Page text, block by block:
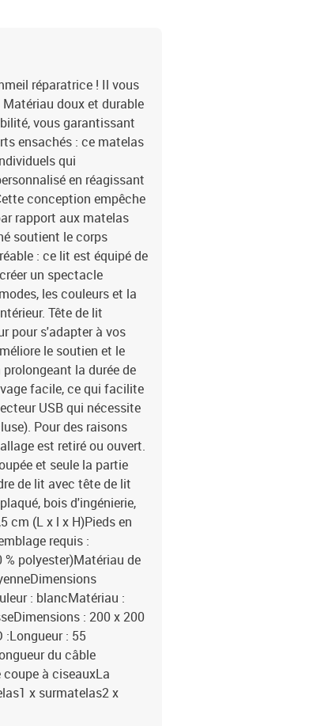
réparatrice ! Il vous
doux et durable
vous garantissant
ensachés : ce matelas
qui
en réagissant
conception empêche
rapport aux matelas
soutient le corps
: ce lit est équipé de
un spectacle
les couleurs et la
Tête de lit
pour s'adapter à vos
le soutien et le
la durée de
facile, ce qui facilite
USB qui nécessite
Pour des raisons
est retiré ou ouvert.
et seule la partie
de lit avec tête de lit
bois d'ingénierie,
cm (L x l x H)Pieds en
requis :
polyester)Matériau de
: blancMatériau :
: 200 x 200
:Longueur : 55
du câble
à ciseauxLa
x surmatelas2 x